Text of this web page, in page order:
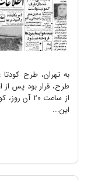
به تهران، طرح کودتا
طرح، قرار بود پس از
از ساعت 20 آن
این...